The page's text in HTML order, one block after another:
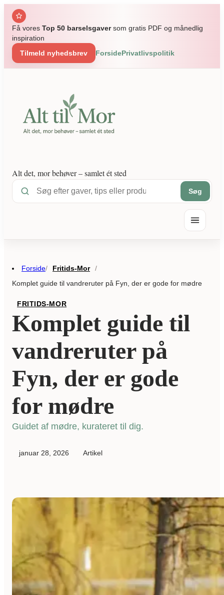
Spring
indhold
Få vores Top 50 barselsgaversom gratis PDF og månedlig
inspiration
Tilmeld nyhedsbrev
ForsidePrivatlivspolitik
Alt det, mor behøver – samlet ét sted
Søg
Forside/ Fritids-Mor
/
Komplet guide til vandreruter på Fyn, der er gode for mødre
FRITIDS-MOR
Komplet guide til
vandreruter på
Fyn, der er gode
for mødre
Guidet af mødre, kurateret til dig.
januar 28, 2026 Artikel